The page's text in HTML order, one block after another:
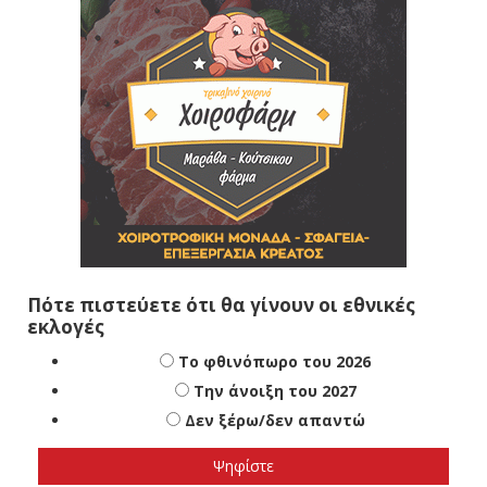
Πότε πιστεύετε ότι θα γίνουν οι εθνικές
εκλογές
Το φθινόπωρο του 2026